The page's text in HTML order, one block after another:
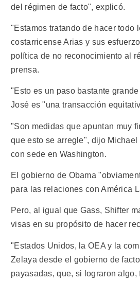
del régimen de facto", explicó.
"Estamos tratando de hacer todo
costarricense Arias y sus
política de no reconocimiento al
prensa.
"Esto es un paso bastante
José es "una transacción
"Son medidas que apuntan muy
que esto se arregle", dijo
con sede en Washington.
El gobierno de Obama
para las relaciones con América
Pero, al igual que Gass, Shifter
visas en su propósito de hacer
"Estados Unidos, la OEA y la
Zelaya desde el gobierno de
payasadas, que, si lograron